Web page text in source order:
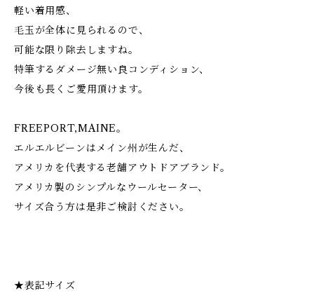
軽い着用感、
毛玉が全体に見られるので、
可能な限り除去しますね。
特筆するダメージ無い良コンディション、
今後も長くご愛用頂けます。
FREEPORT,MAINE。
エルエルビーンはメイン州が生んだ、
アメリカを代表する老舗アウトドアブランド。
アメリカ製のシンプルなウールセーター、
サイズ合う方は是非ご検討ください。
★表記サイズ